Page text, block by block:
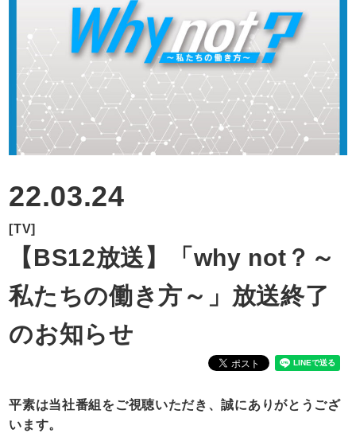
ABOUT
RECRUIT
CONTACT
22.03.24
[TV]
【BS12放送】「why not？～
私たちの働き方～」放送終了
のお知らせ
平素は当社番組をご視聴いただき、誠にありがとうござ
います。